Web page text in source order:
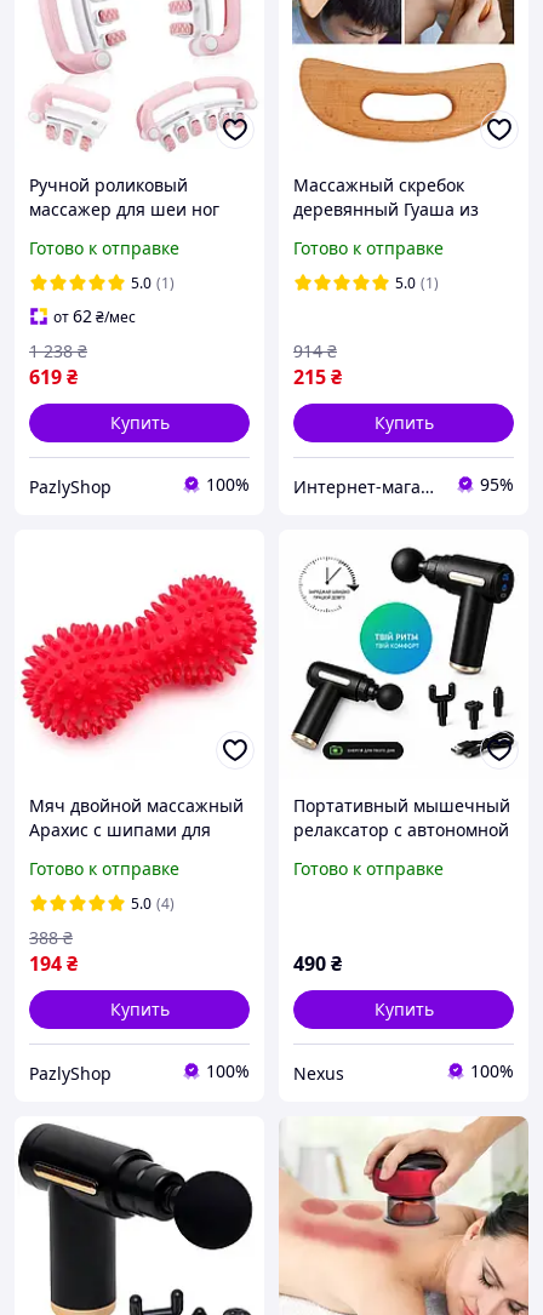
Ручной роликовый
массажер для шеи ног
антицеллюлитный
разборной массажер с
роликами для тела
Готово к отправке
5.0 (1)
от62₴/мес
619₴
1 238 ₴
Купить
PazlyShop 100%
Массажный скребок
деревянный Гуаша из
Двухсторонний
инструмент для
Готово к отправке
5.0 (1)
215₴
914 ₴
Купить
Интернет-магазин "Dianora-Style" 95%
Мяч двойной массажный
Арахис с шипами для
массажа для детей и
взрослых жесткий 16*7
см
Готово к отправке
5.0 (4)
194₴
388 ₴
Купить
PazlyShop 100%
Портативный мышечный
релаксатор с автономной
Готово к отправке
490₴
Купить
Nexus 100%